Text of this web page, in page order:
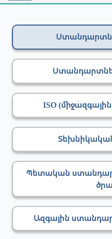
ISO
Պետական
Ազգային